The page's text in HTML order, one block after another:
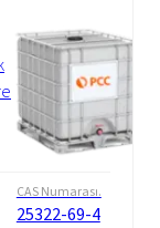
CAS Numarası.
25322-69-4